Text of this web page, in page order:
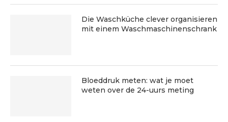
Die Waschküche clever organisieren
mit einem Waschmaschinenschrank
Bloeddruk meten: wat je moet
weten over de 24-uurs meting